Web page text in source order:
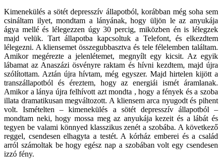
Kimenekülés a sötét depresszív állapotból, korábban még soha sem
csináltam ilyet, mondtam a lányának, hogy üljön le az anyukája
ágya mellé és lélegezzen úgy 30 percig, miközben én is lélegzek
majd velük. Tart állapotba kapcsoltuk a Telefont, és elkezdtem
lélegezni. A kliensemet összegubbasztva és tele félelemben találtam.
Amikor megérezte a jelenlétemet, megnyílt egy kicsit. Az egyik
lábamat az Anaszázi ösvényre raktam és hívni kezdtem, majd újra
szólítottam. Aztán újra hívtam, még egyszer. Majd hirtelen kijött a
transzállapotból és éreztem, hogy az energiái ismét áramlanak.
Amikor a lánya újra felhívott azt mondta , hogy a fények és a szoba
illata dramatikusan megváltozott. A kliensem arca nyugodt és pihent
volt. Ismételten – kimenekülés a sötét depresszív állapotból –
mondtam neki, hogy mossa meg az anyukája kezeit és a lábát és
tegyen be valami könnyed klasszikus zenét a szobába. A következő
reggel, csendesen elhagyta a testét. A kórház emberei és a család
arról számoltak be hogy egész nap a szobában volt egy csendesen
izzó fény.